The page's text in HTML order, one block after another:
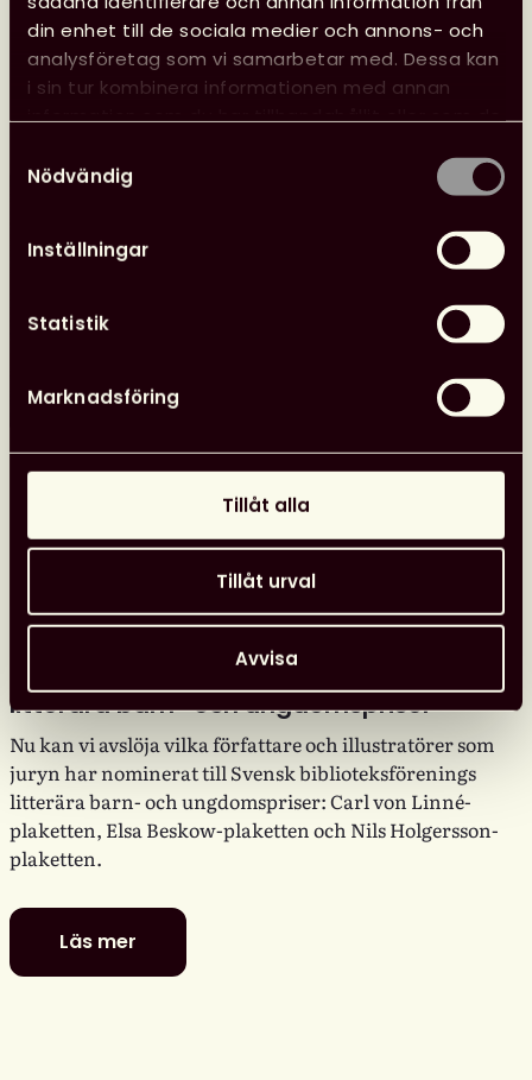
din enhet till de sociala medier och annons- och
analysföretag som vi samarbetar med. Dessa kan
i sin tur kombinera informationen med annan
information som du har tillhandahållit eller som de
Nödvändig
Inställningar
Statistik
Marknadsföring
Tillåt alla
Tillåt urval
Avvisa
kansliet
24 juni, 2026
Nyheter Svensk biblioteksförenings utmärkelser
De är nominerade till föreningens
litterära barn- och ungdomspriser
Nu kan vi avslöja vilka författare och illustratörer som
juryn har nominerat till Svensk biblioteksförenings
litterära barn- och ungdomspriser: Carl von Linné-
plaketten, Elsa Beskow-plaketten och Nils Holgersson-
plaketten.
Läs mer
De
är